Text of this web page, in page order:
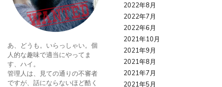
あ、どうも。いらっしゃい。個
人的な趣味で適当にやってま
す、ハイ。
管理人は、見ての通りの不審者
ですが、話にならないほど酷く
2022年8月
2022年7月
2022年6月
2021年10月
2021年9月
2021年8月
2021年7月
2021年5月